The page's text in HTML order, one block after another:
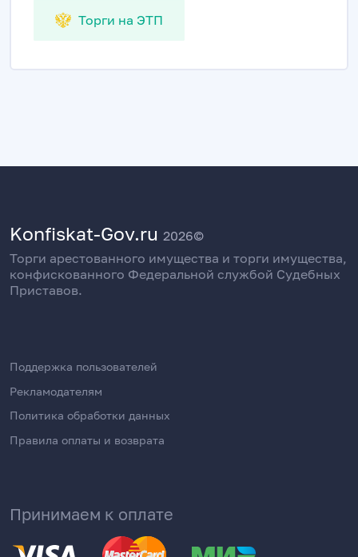
Торги на ЭТП
Konfiskat-Gov.ru 2026©
Торги арестованного имущества и торги имущества,
конфискованного Федеральной службой Судебных
Приставов.
Поддержка пользователей
Рекламодателям
Политика обработки данных
Правила оплаты и возврата
Принимаем к оплате